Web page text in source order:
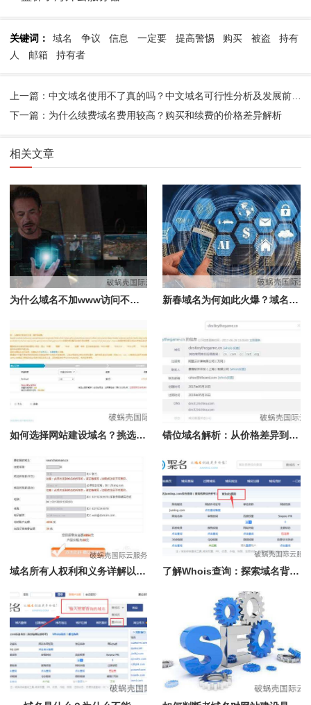
关键词： 域名 争议 信息 一定要 提高警惕 购买 被盗
持有
人
邮箱 持有者
下一篇：为什么续费域名费用较高？购买和续费的价格差异解析
相关文章
为什么域名不加www访问不了？域名解析和DNS服务器错误是原因 新春域名为何如此火爆？域名居然有这功效，价值连城
如何选择网站建设域名？挑选方法大揭秘！新顶级域名推荐 错位域名解析：从价格差异到背后的故事，你需要了解的一切
域名所有人权利和义务详解以及如何查询域名所有人 了解Whois查询：探索域名背后的所有者、IP及注册详情